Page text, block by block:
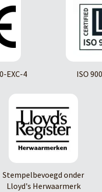
EXC-4 ISO
Stempelbevoegd onder
Lloyd's Herwaarmerk